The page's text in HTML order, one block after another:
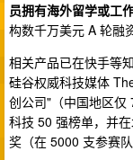
员拥有海外留学或工
构数千万美元 A 轮融
相关产品已在快手等
硅谷权威科技媒体
创公司"（中国地区仅
科技 50 强榜单，并
奖（在 5000 支参赛